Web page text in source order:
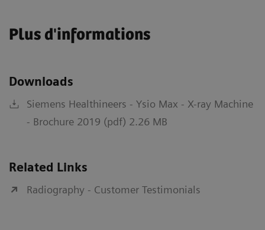
Plus d'informations
Downloads
Siemens Healthineers - Ysio Max - X-ray Machine
- Brochure 2019 (pdf) 2.26 MB
Related Links
Radiography - Customer Testimonials